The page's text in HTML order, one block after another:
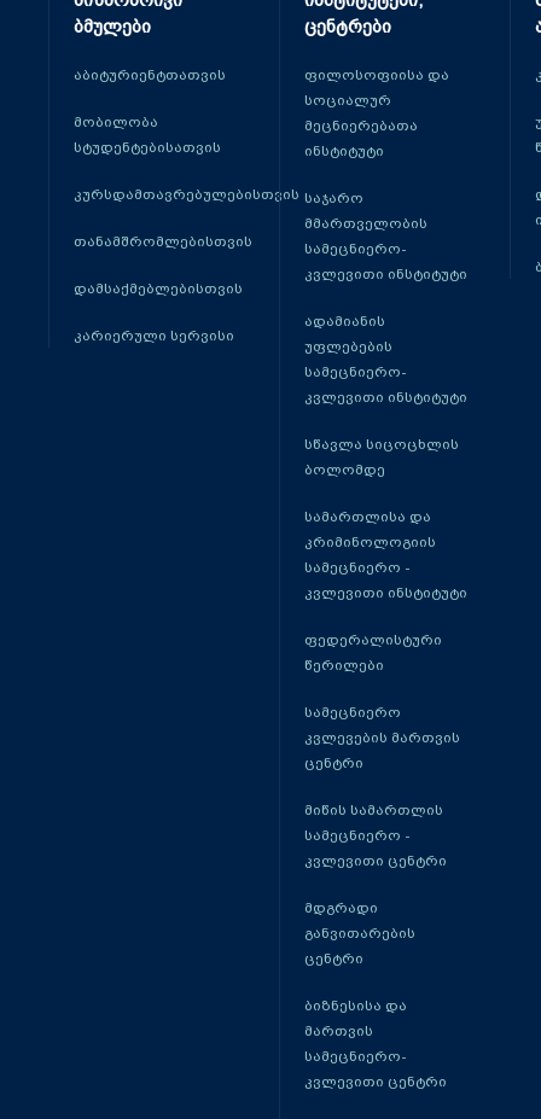
ბმულები
აბიტურიენტთათვის
მობილობა
სტუდენტებისათვის
კურსდამთავრებულებისთვის
თანამშრომლებისთვის
დამსაქმებლებისთვის
კარიერული სერვისი
ცენტრები
ფილოსოფიისა და
სოციალურ
მეცნიერებათა
ინსტიტუტი
საჯარო
მმართველობის
სამეცნიერო-
კვლევითი ინსტიტუტი
ადამიანის
უფლებების
სამეცნიერო-
კვლევითი ინსტიტუტი
სწავლა სიცოცხლის
ბოლომდე
სამართლისა და
კრიმინოლოგიის
სამეცნიერო -
კვლევითი ინსტიტუტი
ფედერალისტური
წერილები
სამეცნიერო
კვლევების მართვის
ცენტრი
მიწის სამართლის
სამეცნიერო -
კვლევითი ცენტრი
მდგრადი
განვითარების
ცენტრი
ბიზნესისა და
მართვის
სამეცნიერო-
კვლევითი ცენტრი